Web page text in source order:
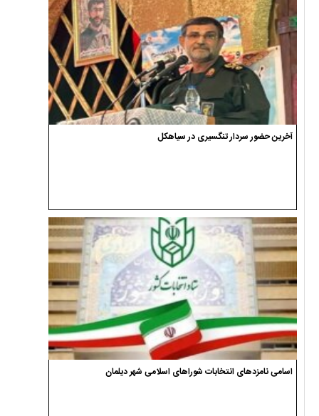
آخرین حضور سردار تنگسیری در سیاهکل
اسامی نامزدهای انتخابات شوراهای اسلامی شهر دیلمان